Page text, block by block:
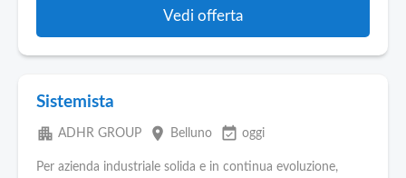
Vedi offerta
Sistemista
apartment ADHR GROUP place Belluno event_available oggi
Per azienda industriale solida e in continua evoluzione,